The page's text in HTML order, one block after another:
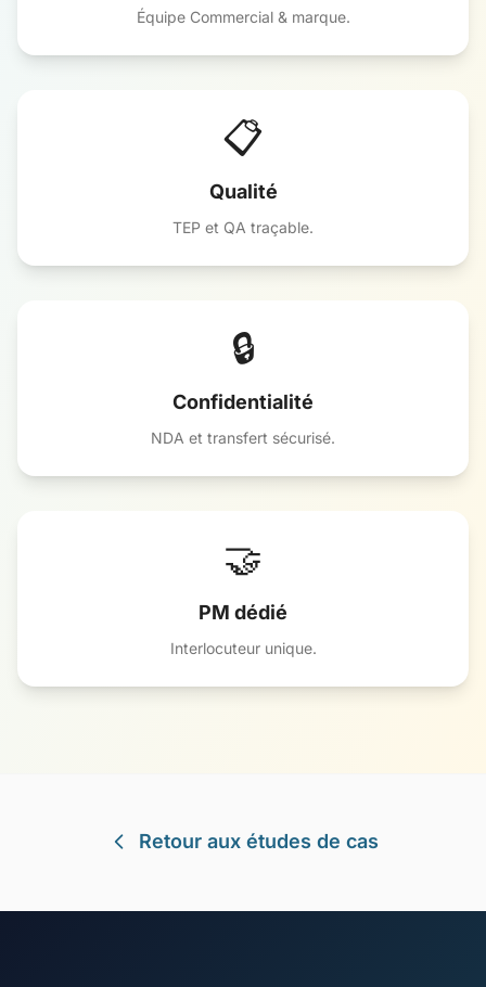
Équipe Commercial & marque.
📋
Qualité
TEP et QA traçable.
🔒
Confidentialité
NDA et transfert sécurisé.
🤝
PM dédié
Interlocuteur unique.
Retour aux études de cas